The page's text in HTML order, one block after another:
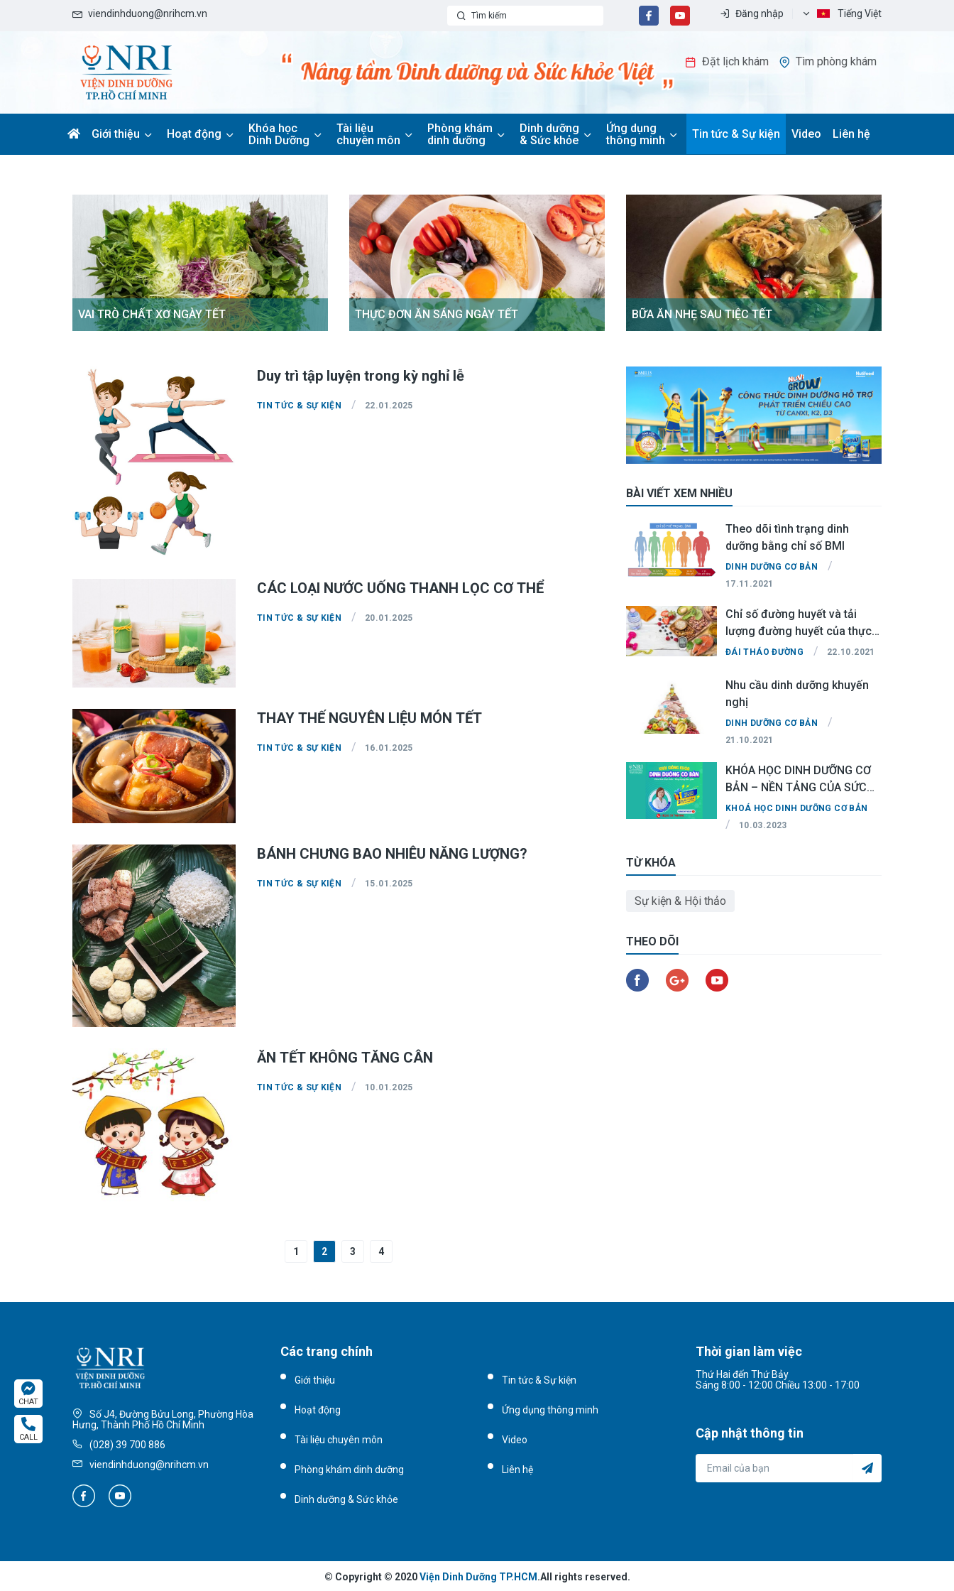
viendinhduong@nrihcm.vn Đăng nhập Tiếng Việt
Đặt lịch khám Tìm phòng khám
Giới thiệu Hoạt động
Khóa học
Dinh Dưỡng
Tài liệu
chuyên môn
Phòng khám
dinh dưỡng
Dinh dưỡng
& Sức khỏe
Ứng dụng
thông minh
Tin tức & Sự kiện Video Liên hệ
VAI TRÒ CHẤT XƠ NGÀY TẾT THỰC ĐƠN ĂN SÁNG NGÀY TẾT BỮA ĂN NHẸ SAU TIỆC TẾT
Duy trì tập luyện trong kỳ nghỉ lễ
TIN TỨC & SỰ KIỆN / 22.01.2025
CÁC LOẠI NƯỚC UỐNG THANH LỌC CƠ THỂ
TIN TỨC & SỰ KIỆN / 20.01.2025
THAY THẾ NGUYÊN LIỆU MÓN TẾT
TIN TỨC & SỰ KIỆN / 16.01.2025
BÁNH CHƯNG BAO NHIÊU NĂNG LƯỢNG?
TIN TỨC & SỰ KIỆN / 15.01.2025
ĂN TẾT KHÔNG TĂNG CÂN
TIN TỨC & SỰ KIỆN / 10.01.2025
1 2 3 4
BÀI VIẾT XEM NHIỀU
Theo dõi tình trạng dinh
dưỡng bằng chỉ số BMI
DINH DƯỠNG CƠ BẢN /
17.11.2021
Chỉ số đường huyết và tải
lượng đường huyết của thực
phẩm
ĐÁI THÁO ĐƯỜNG / 22.10.2021
Nhu cầu dinh dưỡng khuyến
nghị
DINH DƯỠNG CƠ BẢN /
21.10.2021
KHÓA HỌC DINH DƯỠNG CƠ
BẢN – NỀN TẢNG CỦA SỨC
KHỎE
KHOÁ HỌC DINH DƯỠNG CƠ BẢN
/ 10.03.2023
TỪ KHÓA
Sự kiện & Hội thảo
THEO DÕI
CHAT
CALL
Số J4, Đường Bửu Long, Phường Hòa
Hưng, Thành Phố Hồ Chí Minh
(028) 39 700 886
viendinhduong@nrihcm.vn
Tin tức & Sự kiện
Ứng dụng thông minh
Video
Liên hệ
Các trang chính
Giới thiệu
Hoạt động
Tài liệu chuyên môn
Phòng khám dinh dưỡng
Dinh dưỡng & Sức khỏe
Thời gian làm việc
Thứ Hai đến Thứ Bảy
Sáng 8:00 - 12:00 Chiều 13:00 - 17:00
Cập nhật thông tin
© Copyright © 2020Viện Dinh Dưỡng TP.HCM .All rights reserved.